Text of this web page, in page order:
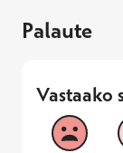
Palaute
Vastaako
Vastaako
1
Vastaa